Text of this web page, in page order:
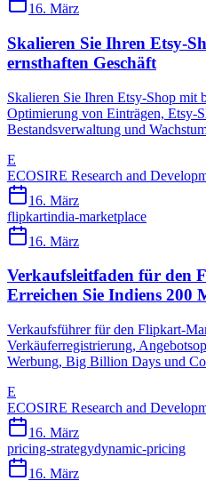
16. März
Skalieren Sie Ihren Etsy-
ernsthaften Geschäft
Skalieren Sie Ihren Etsy-Shop mit
Optimierung von Einträgen, Etsy-
Bestandsverwaltung und
E
ECOSIRE Research and
16. März
flipkartindia-marketplace
16. März
Verkaufsleitfaden für den
Erreichen Sie Indiens 200
Verkaufsführer für den Flipkart-
Verkäuferregistrierung,
Werbung, Big Billion Days und
E
ECOSIRE Research and
16. März
pricing-strategydynamic-pricing
16. März